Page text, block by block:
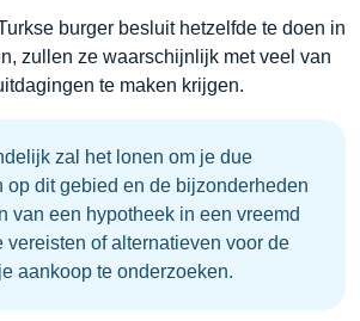
burger besluit hetzelfde te doen in
zullen ze waarschijnlijk met veel van
te maken krijgen.
zal het lonen om je due
op dit gebied en de bijzonderheden
van een hypotheek in een vreemd
vereisten of alternatieven voor de
aankoop te onderzoeken.